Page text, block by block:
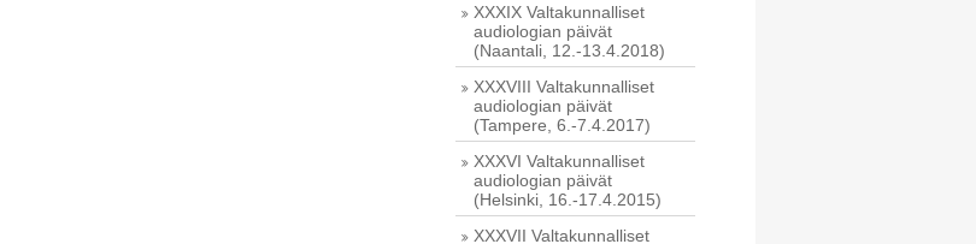
XXXIX Valtakunnalliset
audiologian päivät
(Naantali, 12.-13.4.2018)
XXXVIII Valtakunnalliset
audiologian päivät
(Tampere, 6.-7.4.2017)
XXXVI Valtakunnalliset
audiologian päivät
(Helsinki, 16.-17.4.2015)
XXXVII Valtakunnalliset